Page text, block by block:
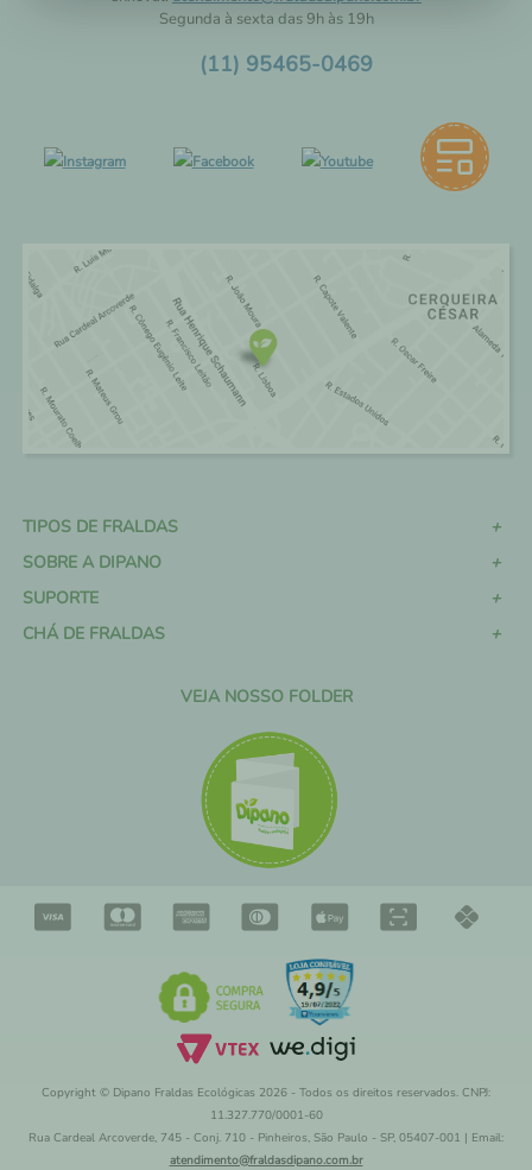
Segunda à sexta das 9h às 19h
(11) 95465-0469
TIPOS DE FRALDAS
SOBRE A DIPANO
SUPORTE
CHÁ DE FRALDAS
VEJA NOSSO FOLDER
Copyright © Dipano Fraldas Ecológicas 2026 - Todos os direitos reservados. CNPJ:
11.327.770/0001-60
Rua Cardeal Arcoverde, 745 - Conj. 710 - Pinheiros, São Paulo - SP, 05407-001 | Email:
atendimento@fraldasdipano.com.br